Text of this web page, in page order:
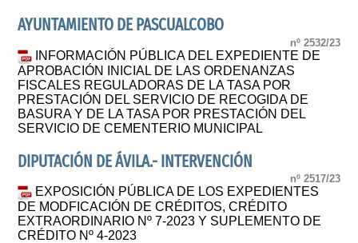
AYUNTAMIENTO DE PASCUALCOBO
nº 2532/23
INFORMACIÓN PÚBLICA DEL EXPEDIENTE DE
APROBACIÓN INICIAL DE LAS ORDENANZAS
FISCALES REGULADORAS DE LA TASA POR
PRESTACIÓN DEL SERVICIO DE RECOGIDA DE
BASURA Y DE LA TASA POR PRESTACIÓN DEL
SERVICIO DE CEMENTERIO MUNICIPAL
DIPUTACIÓN DE ÁVILA.- INTERVENCIÓN
nº 2517/23
EXPOSICIÓN PÚBLICA DE LOS EXPEDIENTES
DE MODFICACIÓN DE CRÉDITOS, CRÉDITO
EXTRAORDINARIO Nº 7-2023 Y SUPLEMENTO DE
CRÉDITO Nº 4-2023